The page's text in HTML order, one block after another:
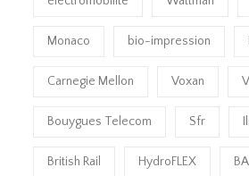
Monaco bio-impression
Carnegie Mellon Voxan
Bouygues Telecom Sfr
British Rail HydroFLEX